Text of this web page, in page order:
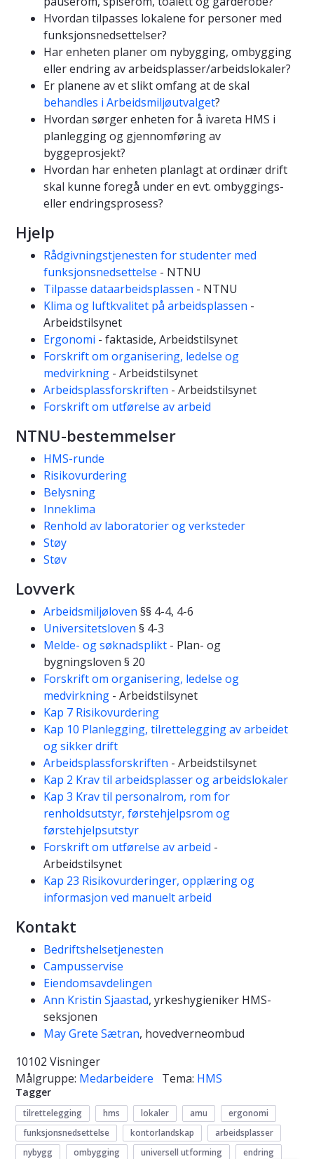
Hvordan tilpasses lokalene for personer med
funksjonsnedsettelser?
Har enheten planer om nybygging, ombygging
eller endring av arbeidsplasser/arbeidslokaler?
Er planene av et slikt omfang at de skal
behandles i Arbeidsmiljøutvalget?
Hvordan sørger enheten for å ivareta HMS i
planlegging og gjennomføring av
byggeprosjekt?
Hvordan har enheten planlagt at ordinær drift
skal kunne foregå under en evt. ombyggings-
eller endringsprosess?
Hjelp
Rådgivningstjenesten for studenter med
funksjonsnedsettelse - NTNU
Tilpasse dataarbeidsplassen - NTNU
Klima og luftkvalitet på arbeidsplassen -
Arbeidstilsynet
Ergonomi - faktaside, Arbeidstilsynet
Forskrift om organisering, ledelse og
medvirkning - Arbeidstilsynet
Arbeidsplassforskriften - Arbeidstilsynet
Forskrift om utførelse av arbeid
NTNU-bestemmelser
HMS-runde
Risikovurdering
Belysning
Inneklima
Renhold av laboratorier og verksteder
Støy
Støv
Lovverk
Arbeidsmiljøloven §§ 4-4, 4-6
Universitetsloven § 4-3
Melde- og søknadsplikt - Plan- og
bygningsloven § 20
Forskrift om organisering, ledelse og
medvirkning - Arbeidstilsynet
Kap 7 Risikovurdering
Kap 10 Planlegging, tilrettelegging av arbeidet
og sikker drift
Arbeidsplassforskriften - Arbeidstilsynet
Kap 2 Krav til arbeidsplasser og arbeidslokaler
Kap 3 Krav til personalrom, rom for
renholdsutstyr, førstehjelpsrom og
førstehjelpsutstyr
Forskrift om utførelse av arbeid -
Arbeidstilsynet
Kap 23 Risikovurderinger, opplæring og
informasjon ved manuelt arbeid
Kontakt
Bedriftshelsetjenesten
Campusservise
Eiendomsavdelingen
Ann Kristin Sjaastad, yrkeshygieniker HMS-
seksjonen
May Grete Sætran, hovedverneombud
10102 Visninger
Målgruppe: Medarbeidere Tema: HMS
Tagger
tilrettelegging hms lokaler amu
ergonomi
funksjonsnedsettelse
kontorlandskap
arbeidsplasser
nybygg
ombygging universell utforming
endring